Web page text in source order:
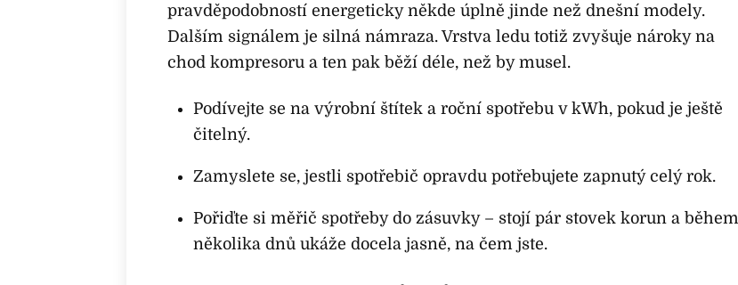
pravděpodobností energeticky někde úplně jinde než dnešní modely.
Dalším signálem je silná námraza. Vrstva ledu totiž zvyšuje nároky na
chod kompresoru a ten pak běží déle, než by musel.
Podívejte se na výrobní štítek a roční spotřebu v kWh, pokud je ještě
čitelný.
Zamyslete se, jestli spotřebič opravdu potřebujete zapnutý celý rok.
Pořiďte si měřič spotřeby do zásuvky – stojí pár stovek korun a během
několika dnů ukáže docela jasně, na čem jste.